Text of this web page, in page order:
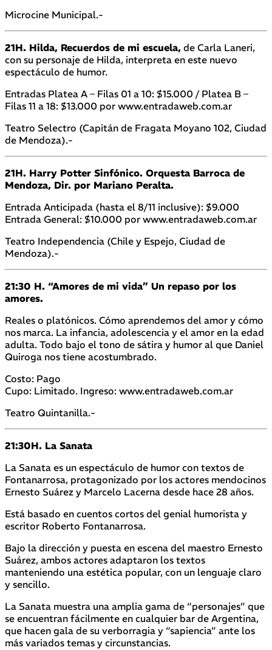
Microcine Municipal.-
21H. Hilda, Recuerdos de mi escuela, de Carla Laneri,
con su personaje de Hilda, interpreta en este nuevo
espectáculo de humor.
Entradas Platea A – Filas 01 a 10: $15.000 / Platea B –
Filas 11 a 18: $13.000 por www.entradaweb.com.ar
Teatro Selectro (Capitán de Fragata Moyano 102, Ciudad
de Mendoza).-
21H. Harry Potter Sinfónico. Orquesta Barroca de
Mendoza, Dir. por Mariano Peralta.
Entrada Anticipada (hasta el 8/11 inclusive): $9.000
Entrada General: $10.000 por www.entradaweb.com.ar
Teatro Independencia (Chile y Espejo, Ciudad de
Mendoza).-
21:30 H. “Amores de mi vida” Un repaso por los
amores.
Reales o platónicos. Cómo aprendemos del amor y cómo
nos marca. La infancia, adolescencia y el amor en la edad
adulta. Todo bajo el tono de sátira y humor al que Daniel
Quiroga nos tiene acostumbrado.
Costo: Pago
Cupo: Limitado. Ingreso: www.entradaweb.com.ar
Teatro Quintanilla.-
21:30H. La Sanata
La Sanata es un espectáculo de humor con textos de
Fontanarrosa, protagonizado por los actores mendocinos
Ernesto Suárez y Marcelo Lacerna desde hace 28 años.
Está basado en cuentos cortos del genial humorista y
escritor Roberto Fontanarrosa.
Bajo la dirección y puesta en escena del maestro Ernesto
Suárez, ambos actores adaptaron los textos
manteniendo una estética popular, con un lenguaje claro
y sencillo.
La Sanata muestra una amplia gama de “personajes” que
se encuentran fácilmente en cualquier bar de Argentina,
que hacen gala de su verborragia y “sapiencia” ante los
más variados temas y circunstancias.